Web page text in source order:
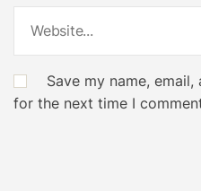
Save my name,
for the next time I